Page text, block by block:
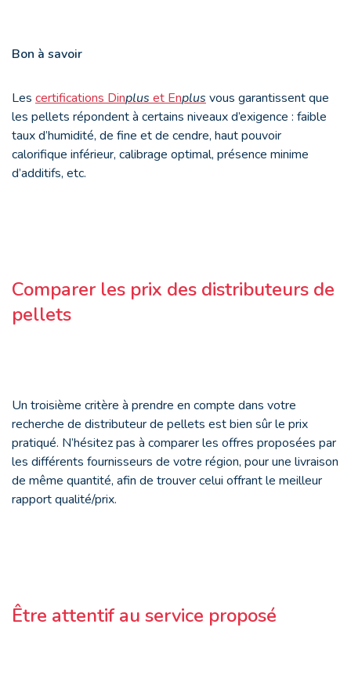
Bon à savoir
Les certifications Dinplus et Enplus vous garantissent que
les pellets répondent à certains niveaux d’exigence : faible
taux d’humidité, de fine et de cendre, haut pouvoir
calorifique inférieur, calibrage optimal, présence minime
d’additifs, etc.
Comparer les prix des distributeurs de
pellets
Un troisième critère à prendre en compte dans votre
recherche de distributeur de pellets est bien sûr le prix
pratiqué. N’hésitez pas à comparer les offres proposées par
les différents fournisseurs de votre région, pour une livraison
de même quantité, afin de trouver celui offrant le meilleur
rapport qualité/prix.
Être attentif au service proposé